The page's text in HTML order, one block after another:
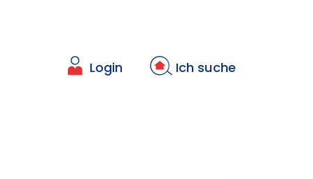
Login Ich suche